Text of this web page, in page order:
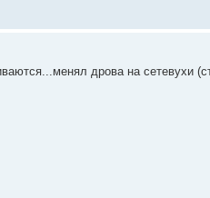
дрова на сетевухи